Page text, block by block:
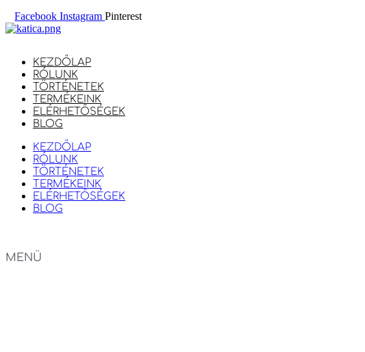
Facebook Instagram Pinterest
KEZDŐLAP
RÓLUNK
TÖRTÉNETEK
TERMÉKEINK
ELÉRHETŐSÉGEK
BLOG
KEZDŐLAP
RÓLUNK
TÖRTÉNETEK
TERMÉKEINK
ELÉRHETŐSÉGEK
BLOG
MENÜ